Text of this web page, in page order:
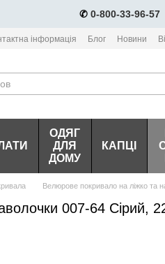
✆ 0-800-33-96-57
інформація Блог Новини
ОДЯГ
ДЛЯ
ДОМУ
КАПЦІ
Велюрове покривало на ліжко та
007-64 Сірий,